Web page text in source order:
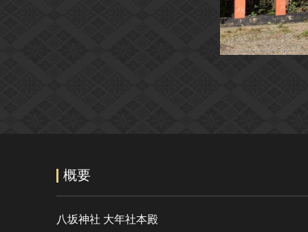
概要
八坂神社 大年社本殿